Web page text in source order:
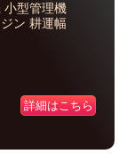
小型管理機
ン 耕運幅
詳細はこちら